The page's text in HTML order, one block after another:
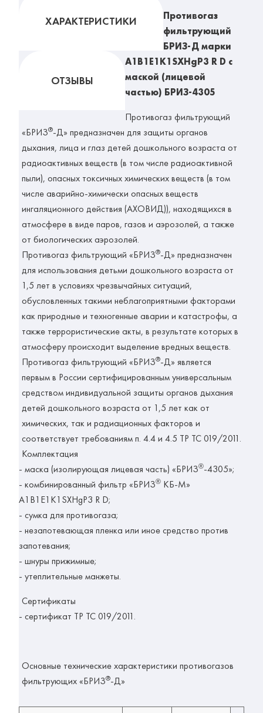
ХАРАКТЕРИСТИКИ
ОТЗЫВЫ
Противогаз
фильтрующий
БРИЗ-Д марки
A1B1E1K1SXHgP3 R D с
маской (лицевой
частью) БРИЗ-4305
Противогаз фильтрующий
«БРИЗ®-Д» предназначен для защиты органов
дыхания, лица и глаз детей дошкольного возраста от
радиоактивных веществ (в том числе радиоактивной
пыли), опасных токсичных химических веществ (в том
числе аварийно-химически опасных веществ
ингаляционного действия (АХОВИД)), находящихся в
атмосфере в виде паров, газов и аэрозолей, а также
от биологических аэрозолей.
Противогаз фильтрующий «БРИЗ®-Д» предназначен
для использования детьми дошкольного возраста от
1,5 лет в условиях чрезвычайных ситуаций,
обусловленных такими неблагоприятными факторами
как природные и техногенные аварии и катастрофы, а
также террористические акты, в результате которых в
атмосферу происходит выделение вредных веществ.
Противогаз фильтрующий «БРИЗ®-Д» является
первым в России сертифицированным универсальным
средством индивидуальной защиты органов дыхания
детей дошкольного возраста от 1,5 лет как от
химических, так и радиационных факторов и
соответствует требованиям п. 4.4 и 4.5 ТР ТС 019/2011.
Комплектация
- маска (изолирующая лицевая часть) «БРИЗ®-4305»;
- комбинированный фильтр «БРИЗ® КБ-М»
A1B1E1K1SXHgP3 R D;
- сумка для противогаза;
- незапотевающая пленка или иное средство против
запотевания;
- шнуры прижимные;
- утеплительные манжеты.
Сертификаты
- сертификат ТР ТС 019/2011.
Основные технические характеристики противогазов
фильтрующих «БРИЗ®-Д»